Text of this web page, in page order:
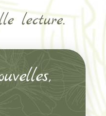
lecture.